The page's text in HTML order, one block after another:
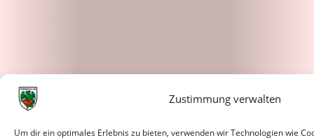
Zustimmung verwalten
Um dir ein optimales Erlebnis zu bieten, verwenden wir Technologien wie